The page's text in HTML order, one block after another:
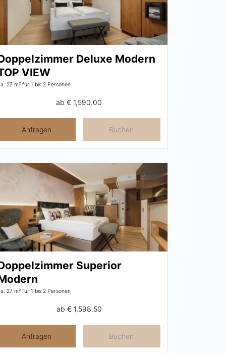
Deluxe Modern
VIEW
27 m² für 1 bis 2 Personen
ab € 1,590.00
Anfragen Buchen
Superior
27 m² für 1 bis 2 Personen
ab € 1,598.50
Anfragen Buchen